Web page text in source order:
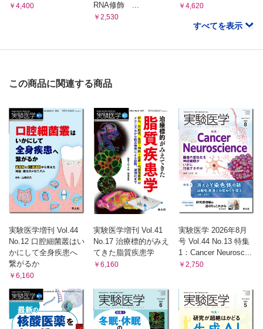
￥4,400 RNA修飾 ...
￥2,530
￥4,620
すべてを表示
この商品に関連する商品
実験医学増刊 Vol.44
No.12 口腔細菌叢はい
かにして全身疾患へ
繋がるか
￥6,160
実験医学増刊 Vol.41
No.17 治療標的がみえ
てきた脂質疾患学
￥6,160
実験医学 2026年8月
号 Vol.44 No.13 特集
1：Cancer Neurosc...
￥2,750